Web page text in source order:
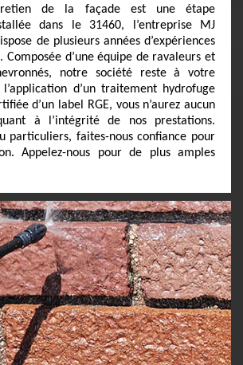
de la façade est une étape
dans le 31460, l’entreprise MJ
de plusieurs années d’expériences
Composée d’une équipe de ravaleurs et
notre société reste à votre
d’un traitement hydrofuge
d’un label RGE, vous n’aurez aucun
à l’intégrité de nos prestations.
particuliers, faites-nous confiance pour
Appelez-nous pour de plus amples